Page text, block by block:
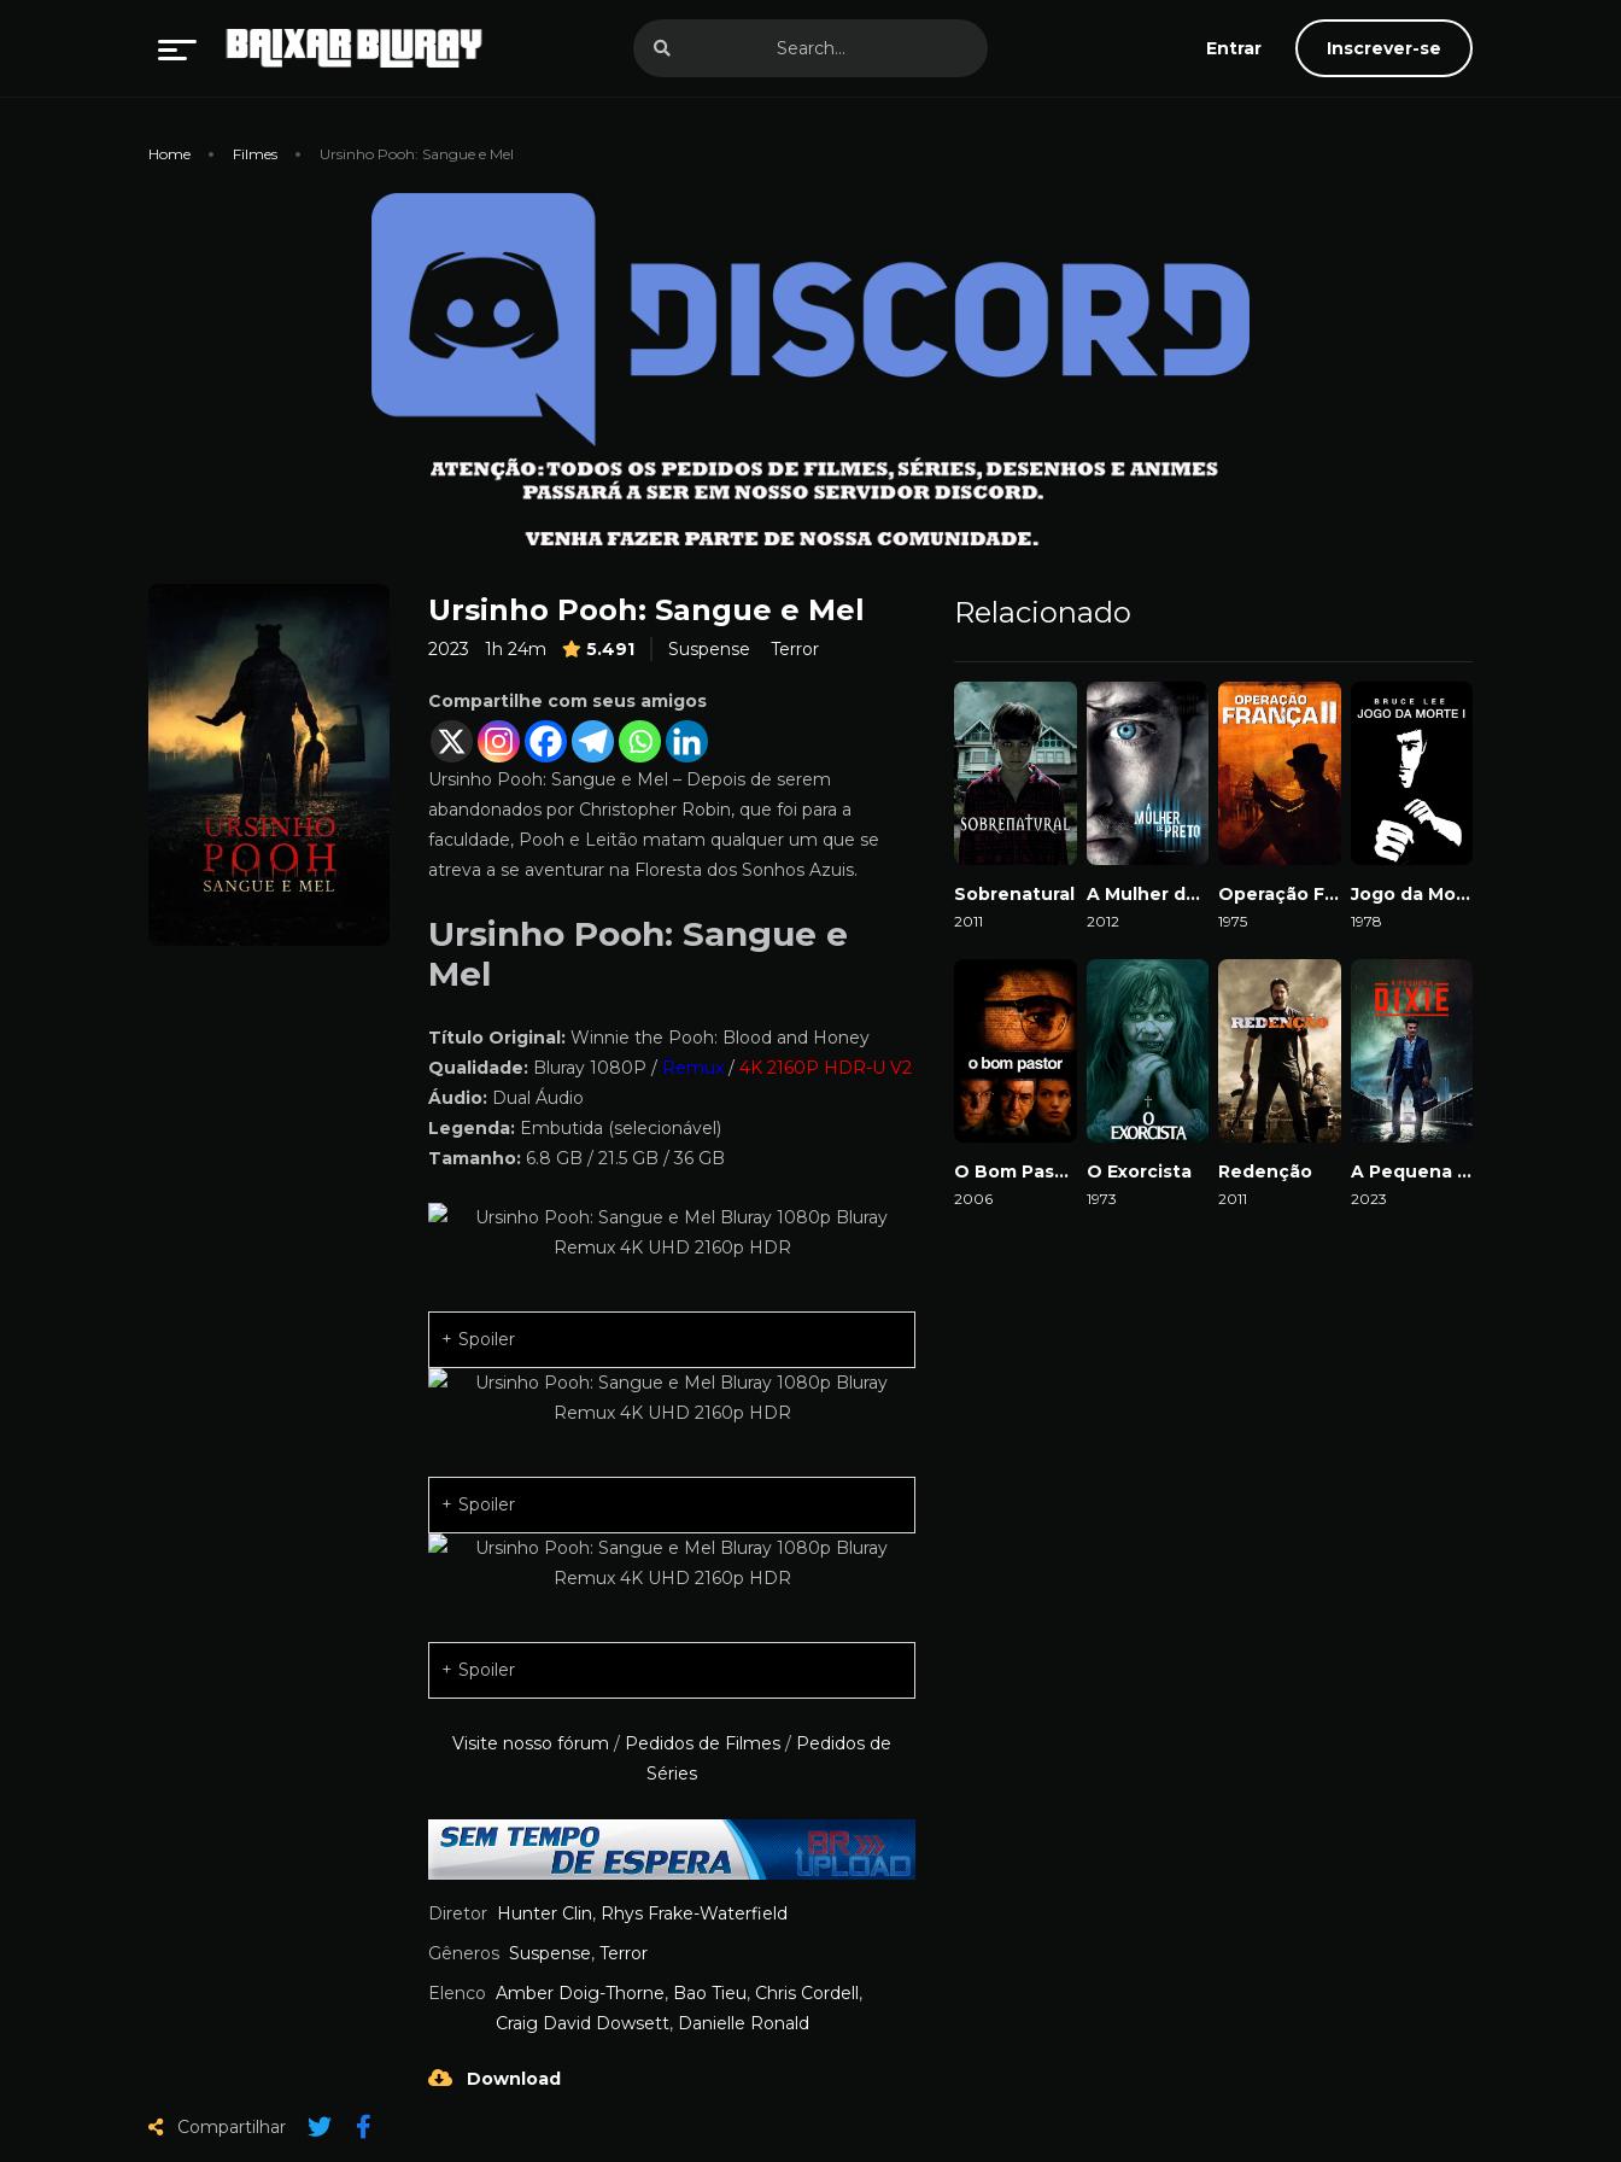
Entrar Inscrever-se
Home Filmes Ursinho Pooh: Sangue e Mel
Ursinho Pooh: Sangue e Mel
2023 1h 24m 5.491 Suspense Terror
Compartilhe com seus amigos
Ursinho Pooh: Sangue e Mel – Depois de serem
abandonados por Christopher Robin, que foi para a
faculdade, Pooh e Leitão matam qualquer um que se
atreva a se aventurar na Floresta dos Sonhos Azuis.
Ursinho Pooh: Sangue e
Mel
Título Original: Winnie the Pooh: Blood and Honey
Qualidade: Bluray 1080P / Remux / 4K 2160P HDR-U V2
Áudio: Dual Áudio
Legenda: Embutida (selecionável)
Tamanho: 6.8 GB / 21.5 GB / 36 GB
Spoiler
Spoiler
Spoiler
Visite nosso fórum / Pedidos de Filmes / Pedidos de
Séries
Diretor Hunter Clin, Rhys Frake-Waterfield
Gêneros Suspense, Terror
Elenco Amber Doig-Thorne, Bao Tieu, Chris Cordell,
Craig David Dowsett, Danielle Ronald
Download
Compartilhar
Relacionado
Sobrenatural
2011
A Mulher de Preto
2012
Operação França 2
1975
Jogo da Morte
1978
O Bom Pastor
2006
O Exorcista
1973
Redenção
2011
A Pequena Dixie
2023